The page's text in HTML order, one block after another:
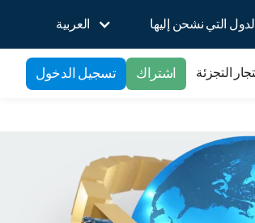
الدول التي نشحن إليها العربية
اشتراك تسجيل الدخول